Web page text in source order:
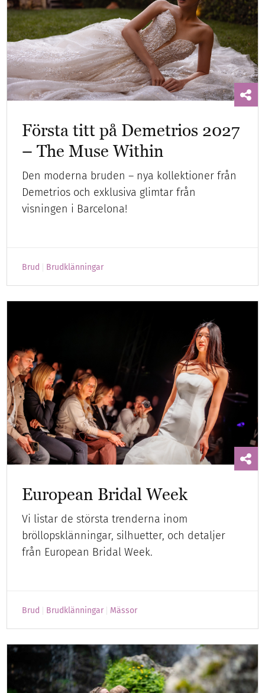
Första titt på Demetrios 2027
– The Muse Within
Den moderna bruden – nya kollektioner från
Demetrios och exklusiva glimtar från
visningen i Barcelona!
Brud Brudklänningar
European Bridal Week
Vi listar de största trenderna inom
bröllopsklänningar, silhuetter, och detaljer
från European Bridal Week.
Brud Brudklänningar Mässor